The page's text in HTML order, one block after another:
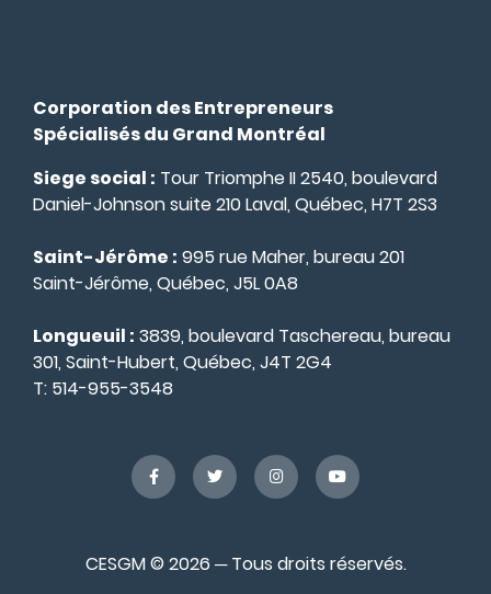
Corporation des Entrepreneurs
Spécialisés du Grand Montréal
Siege social : Tour Triomphe II 2540, boulevard
Daniel-Johnson suite 210 Laval, Québec, H7T 2S3
Saint-Jérôme : 995 rue Maher, bureau 201
Saint-Jérôme, Québec, J5L 0A8
Longueuil : 3839, boulevard Taschereau, bureau
301, Saint-Hubert, Québec, J4T 2G4
T: 514-955-3548
CESGM © 2026 ─ Tous droits réservés.